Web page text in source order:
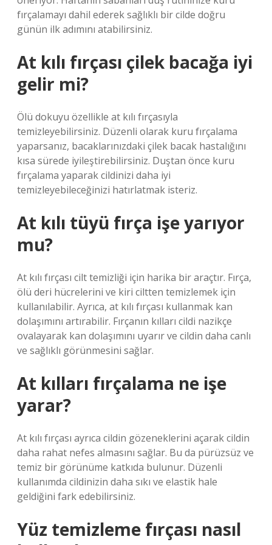
fırçalamayı dahil ederek sağlıklı bir cilde doğru
günün ilk adımını atabilirsiniz.
At kılı fırçası çilek bacağa iyi
gelir mi?
Ölü dokuyu özellikle at kılı fırçasıyla
temizleyebilirsiniz. Düzenli olarak kuru fırçalama
yaparsanız, bacaklarınızdaki çilek bacak hastalığını
kısa sürede iyileştirebilirsiniz. Duştan önce kuru
fırçalama yaparak cildinizi daha iyi
temizleyebileceğinizi hatırlatmak isteriz.
At kılı tüyü fırça işe yarıyor
mu?
At kılı fırçası cilt temizliği için harika bir araçtır. Fırça,
ölü deri hücrelerini ve kiri ciltten temizlemek için
kullanılabilir. Ayrıca, at kılı fırçası kullanmak kan
dolaşımını artırabilir. Fırçanın kılları cildi nazikçe
ovalayarak kan dolaşımını uyarır ve cildin daha canlı
ve sağlıklı görünmesini sağlar.
At kılları fırçalama ne işe
yarar?
At kılı fırçası ayrıca cildin gözeneklerini açarak cildin
daha rahat nefes almasını sağlar. Bu da pürüzsüz ve
temiz bir görünüme katkıda bulunur. Düzenli
kullanımda cildinizin daha sıkı ve elastik hale
geldiğini fark edebilirsiniz.
Yüz temizleme fırçası nasıl